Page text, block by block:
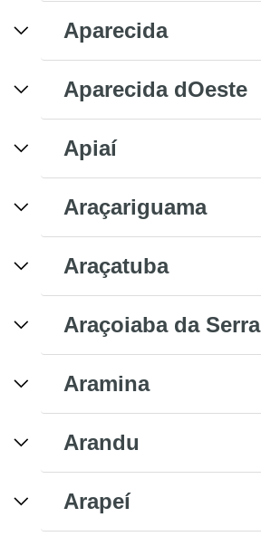
Aparecida
Aparecida dOeste
Apiaí
Araçariguama
Araçatuba
Araçoiaba da Serra
Aramina
Arandu
Arapeí